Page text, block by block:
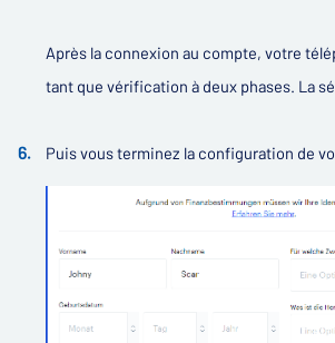
Après la connexion au compte, votre
tant que vérification à deux phases. La
Puis vous terminez la configuration de